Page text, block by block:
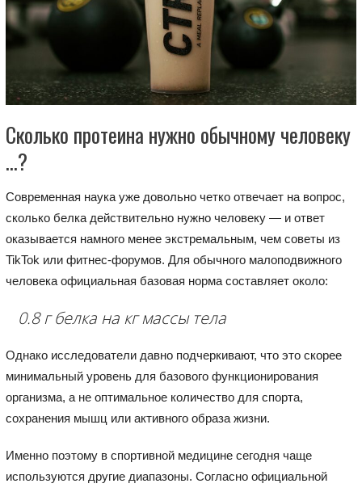
Сколько протеина нужно обычному человеку
…?
Современная наука уже довольно четко отвечает на вопрос,
сколько белка действительно нужно человеку — и ответ
оказывается намного менее экстремальным, чем советы из
TikTok или фитнес-форумов. Для обычного малоподвижного
человека официальная базовая норма составляет около:
0.8 г белка на кг массы тела
Однако исследователи давно подчеркивают, что это скорее
минимальный уровень для базового функционирования
организма, а не оптимальное количество для спорта,
сохранения мышц или активного образа жизни.
Именно поэтому в спортивной медицине сегодня чаще
используются другие диапазоны. Согласно официальной